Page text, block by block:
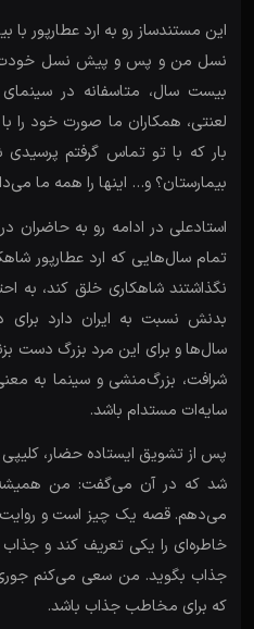
این مستندساز رو به ارد عطارپور با
نسل من و پس و پیش نسل خودت
بیست سال، متاسفانه در
لعنتی، همکاران ما صورت خود را
بار که با تو تماس گرفتم
بیمارستان؟ و… اینها را همه ما
استادعلی در ادامه رو به
تمام سال‌هایی که ارد عطارپور
نگذاشتند شاهکاری خلق کند، به
بدنش نسبت به ایران دارد برای
سال‌ها و برای این مرد بزرگ دست
شرافت، بزرگ‌منشی و سینما به
سایه‌ات مستدام باشد.
پس از تشویق ایستاده حضار،
شد که در آن می‌گفت: من
می‌دهم. قصه یک چیز است و
خاطره‌ای را یکی تعریف کند و
جذاب بگوید. من سعی می‌کنم
که برای مخاطب جذاب باشد.